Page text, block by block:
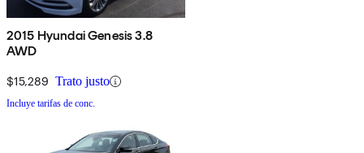
2015 Hyundai Genesis 3.8
AWD
$15,289 Trato justo
Incluye tarifas de conc.